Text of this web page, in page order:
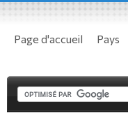
Page d'accueil Pays